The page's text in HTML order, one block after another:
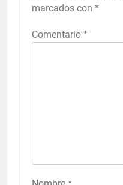
marcados con *
Comentario *